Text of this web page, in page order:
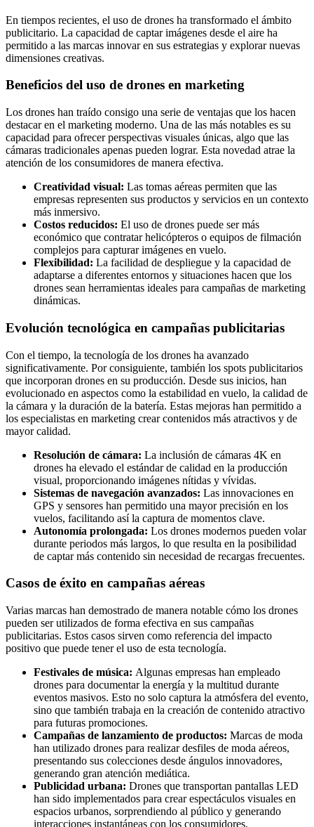
En tiempos recientes, el uso de drones ha transformado el ámbito
publicitario. La capacidad de captar imágenes desde el aire ha
permitido a las marcas innovar en sus estrategias y explorar nuevas
dimensiones creativas.
Beneficios del uso de drones en marketing
Los drones han traído consigo una serie de ventajas que los hacen
destacar en el marketing moderno. Una de las más notables es su
capacidad para ofrecer perspectivas visuales únicas, algo que las
cámaras tradicionales apenas pueden lograr. Esta novedad atrae la
atención de los consumidores de manera efectiva.
Creatividad visual: Las tomas aéreas permiten que las
empresas representen sus productos y servicios en un contexto
más inmersivo.
Costos reducidos: El uso de drones puede ser más
económico que contratar helicópteros o equipos de filmación
complejos para capturar imágenes en vuelo.
Flexibilidad: La facilidad de despliegue y la capacidad de
adaptarse a diferentes entornos y situaciones hacen que los
drones sean herramientas ideales para campañas de marketing
dinámicas.
Evolución tecnológica en campañas publicitarias
Con el tiempo, la tecnología de los drones ha avanzado
significativamente. Por consiguiente, también los spots publicitarios
que incorporan drones en su producción. Desde sus inicios, han
evolucionado en aspectos como la estabilidad en vuelo, la calidad de
la cámara y la duración de la batería. Estas mejoras han permitido a
los especialistas en marketing crear contenidos más atractivos y de
mayor calidad.
Resolución de cámara: La inclusión de cámaras 4K en
drones ha elevado el estándar de calidad en la producción
visual, proporcionando imágenes nítidas y vívidas.
Sistemas de navegación avanzados: Las innovaciones en
GPS y sensores han permitido una mayor precisión en los
vuelos, facilitando así la captura de momentos clave.
Autonomía prolongada: Los drones modernos pueden volar
durante periodos más largos, lo que resulta en la posibilidad
de captar más contenido sin necesidad de recargas frecuentes.
Casos de éxito en campañas aéreas
Varias marcas han demostrado de manera notable cómo los drones
pueden ser utilizados de forma efectiva en sus campañas
publicitarias. Estos casos sirven como referencia del impacto
positivo que puede tener el uso de esta tecnología.
Festivales de música: Algunas empresas han empleado
drones para documentar la energía y la multitud durante
eventos masivos. Esto no solo captura la atmósfera del evento,
sino que también trabaja en la creación de contenido atractivo
para futuras promociones.
Campañas de lanzamiento de productos: Marcas de moda
han utilizado drones para realizar desfiles de moda aéreos,
presentando sus colecciones desde ángulos innovadores,
generando gran atención mediática.
Publicidad urbana: Drones que transportan pantallas LED
han sido implementados para crear espectáculos visuales en
espacios urbanos, sorprendiendo al público y generando
interacciones instantáneas con los consumidores.